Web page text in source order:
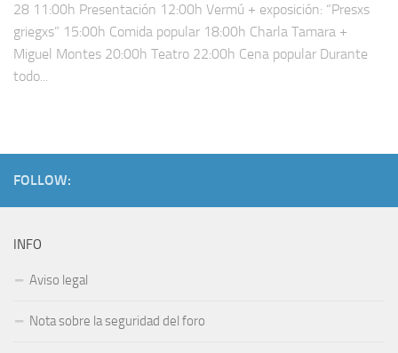
28 11:00h Presentación 12:00h Vermú + exposición: “Presxs
griegxs” 15:00h Comida popular 18:00h Charla Tamara +
Miguel Montes 20:00h Teatro 22:00h Cena popular Durante
todo...
FOLLOW:
INFO
Aviso legal
Nota sobre la seguridad del foro